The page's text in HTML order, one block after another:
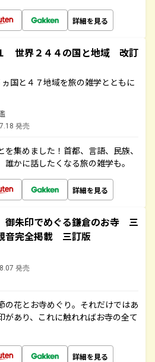
詳細を見る
世界２４４の国と地域 改訂
ヵ国と４７地域を旅の雑学とともに
発売
集めました！首都、言語、民族、
かに話したくなる旅の雑学も。
詳細を見る
朱印でめぐる鎌倉のお寺 三
音完全掲載 三訂版
発売
の花とお寺めぐり。それだけではあ
があり、これに触れればお寺の全て
詳細を見る